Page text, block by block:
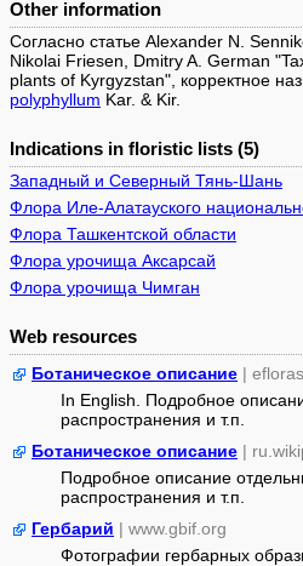
Other information
Согласно статье Alexander N.
Nikolai Friesen, Dmitry A. German
plants of Kyrgyzstan", корректное
polyphyllum Kar. & Kir.
Indications in floristic lists (5)
Западный и Северный Тянь-Шань
Флора Иле-Алатауского
Флора Ташкентской области
Флора урочища Аксарсай
Флора урочища Чимган
Web resources
Ботаническое описание |
In English. Подробное
распространения и т.п.
Ботаническое описание |
Подробное описание
распространения и т.п.
Гербарий | www.gbif.org
Фотографии гербарных